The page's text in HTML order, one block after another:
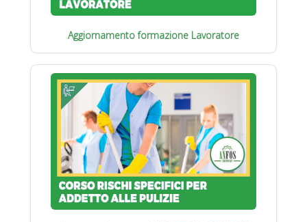
Aggiornamento formazione Lavoratore